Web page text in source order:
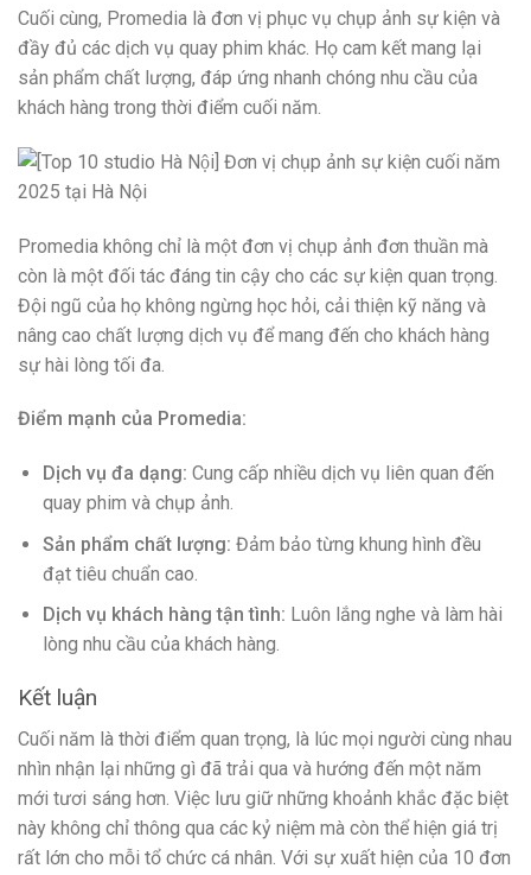
Cuối cùng, Promedia là đơn vị phục vụ chụp ảnh sự kiện và
đầy đủ các dịch vụ quay phim khác. Họ cam kết mang lại
sản phẩm chất lượng, đáp ứng nhanh chóng nhu cầu của
khách hàng trong thời điểm cuối năm.
Promedia không chỉ là một đơn vị chụp ảnh đơn thuần mà
còn là một đối tác đáng tin cậy cho các sự kiện quan trọng.
Đội ngũ của họ không ngừng học hỏi, cải thiện kỹ năng và
nâng cao chất lượng dịch vụ để mang đến cho khách hàng
sự hài lòng tối đa.
Điểm mạnh của Promedia:
Dịch vụ đa dạng: Cung cấp nhiều dịch vụ liên quan đến
quay phim và chụp ảnh.
Sản phẩm chất lượng: Đảm bảo từng khung hình đều
đạt tiêu chuẩn cao.
Dịch vụ khách hàng tận tình: Luôn lắng nghe và làm hài
lòng nhu cầu của khách hàng.
Kết luận
Cuối năm là thời điểm quan trọng, là lúc mọi người cùng nhau
nhìn nhận lại những gì đã trải qua và hướng đến một năm
mới tươi sáng hơn. Việc lưu giữ những khoảnh khắc đặc biệt
này không chỉ thông qua các kỷ niệm mà còn thể hiện giá trị
rất lớn cho mỗi tổ chức cá nhân. Với sự xuất hiện của 10 đơn